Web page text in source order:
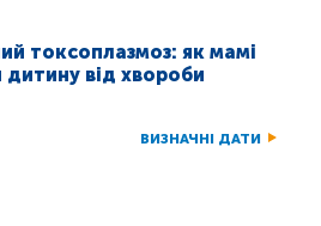
токсоплазмоз: як мамі
дитину від хвороби
ВИЗНАЧНІ ДАТИ